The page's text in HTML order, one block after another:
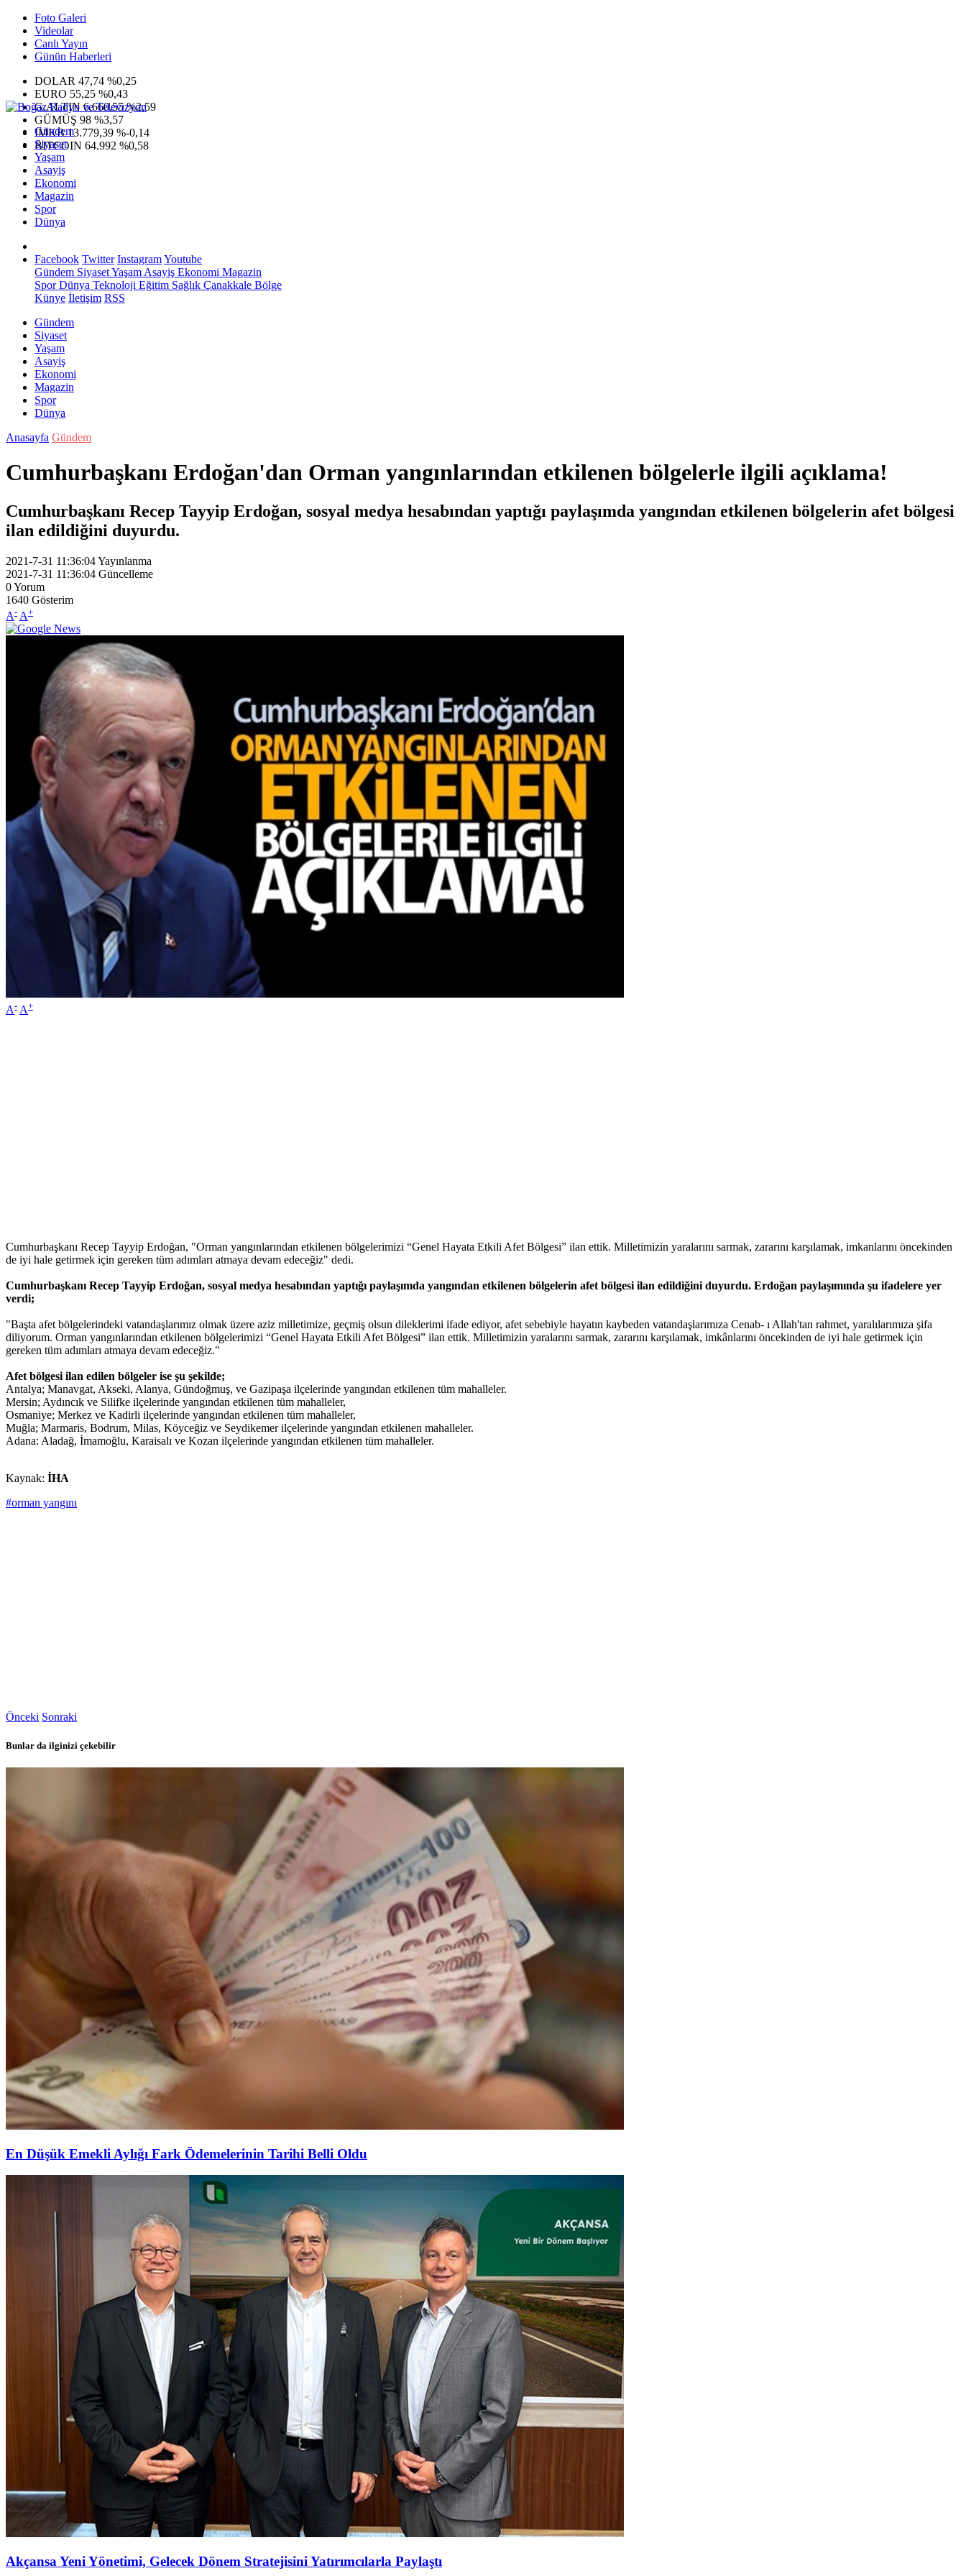
Foto Galeri
Videolar
Canlı Yayın
Günün Haberleri
DOLAR 47,74 %0,25
EURO 55,25 %0,43
G.ALTIN6.660,55 %2,59
GÜMÜŞ 98 %3,57
IMKB13.779,39 %-0,14
BITCOIN 64.992 %0,58
Gündem
Siyaset
Yaşam
Asayiş
Ekonomi
Magazin
Spor
Dünya
Facebook Twitter InstagramYoutube
Gündem SiyasetYaşam Asayiş Ekonomi Magazin
SporDünya Teknoloji Eğitim Sağlık Çanakkale Bölge
Künye İletişim RSS
Gündem
Siyaset
Yaşam
Asayiş
Ekonomi
Magazin
Spor
Dünya
Anasayfa Gündem
Cumhurbaşkanı Erdoğan'dan Orman yangınlarından etkilenen bölgelerle ilgili açıklama!
Cumhurbaşkanı Recep Tayyip Erdoğan, sosyal medya hesabından yaptığı paylaşımda yangından etkilenen bölgelerin afet bölgesi
ilan edildiğini duyurdu.
2021-7-31 11:36:04Yayınlanma
2021-7-31 11:36:04 Güncelleme
0Yorum
1640 Gösterim
A- A+
A- A+
Cumhurbaşkanı Recep Tayyip Erdoğan, "Orman yangınlarından etkilenen bölgelerimizi “Genel Hayata Etkili Afet Bölgesi” ilan ettik. Milletimizin yaralarını sarmak, zararını karşılamak, imkanlarını öncekinden
de iyi hale getirmek için gereken tüm adımları atmaya devam edeceğiz" dedi.
Cumhurbaşkanı Recep Tayyip Erdoğan, sosyal medya hesabından yaptığı paylaşımda yangından etkilenen bölgelerin afet bölgesi ilan edildiğini duyurdu. Erdoğan paylaşımında şu ifadelere yer
verdi;
"Başta afet bölgelerindeki vatandaşlarımız olmak üzere aziz milletimize, geçmiş olsun dileklerimi ifade ediyor, afet sebebiyle hayatın kaybeden vatandaşlarımıza Cenab- ı Allah'tan rahmet, yaralılarımıza şifa
diliyorum. Orman yangınlarından etkilenen bölgelerimizi “Genel Hayata Etkili Afet Bölgesi” ilan ettik. Milletimizin yaralarını sarmak, zararını karşılamak, imkânlarını öncekinden de iyi hale getirmek için
gereken tüm adımları atmaya devam edeceğiz."
Afet bölgesi ilan edilen bölgeler ise şu şekilde;
Antalya; Manavgat, Akseki, Alanya, Gündoğmuş, ve Gazipaşa ilçelerinde yangından etkilenen tüm mahalleler.
Mersin; Aydıncık ve Silifke ilçelerinde yangından etkilenen tüm mahalleler,
Osmaniye; Merkez ve Kadirli ilçelerinde yangından etkilenen tüm mahalleler,
Muğla; Marmaris, Bodrum, Milas, Köyceğiz ve Seydikemer ilçelerinde yangından etkilenen mahalleler.
Adana: Aladağ, İmamoğlu, Karaisalı ve Kozan ilçelerinde yangından etkilenen tüm mahalleler.
Kaynak: İHA
#orman yangını
Önceki Sonraki
Bunlar da ilginizi çekebilir
En Düşük Emekli Aylığı Fark Ödemelerinin Tarihi Belli Oldu
Akçansa Yeni Yönetimi, Gelecek Dönem Stratejisini Yatırımcılarla Paylaştı